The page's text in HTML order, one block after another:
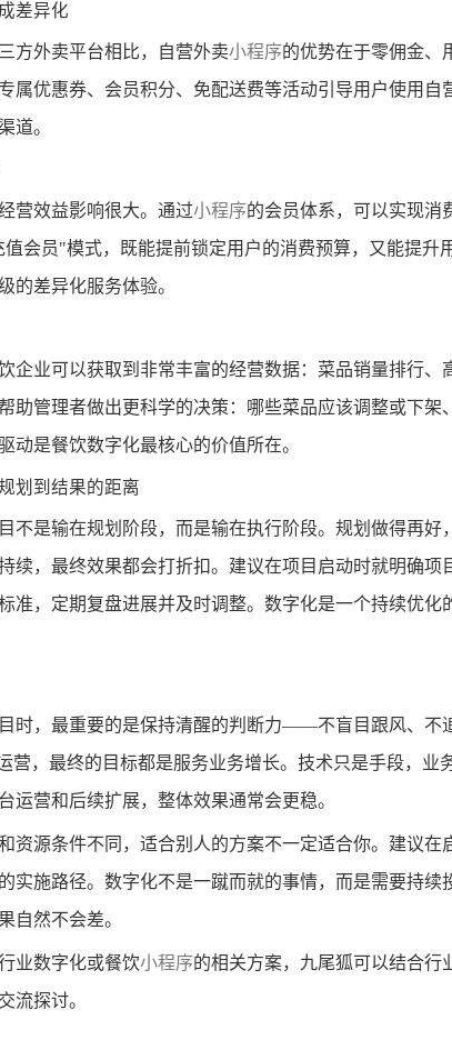
差异化
方外卖平台相比，自营外卖小程序的优势在于零佣金、
属优惠券、会员积分、免配送费等活动引导用户使用自
道。
营效益影响很大。通过小程序的会员体系，可以实现消
会员"模式，既能提前锁定用户的消费预算，又能提升
的差异化服务体验。
企业可以获取到非常丰富的经营数据：菜品销量排行
助管理者做出更科学的决策：哪些菜品应该调整或下架
动是餐饮数字化最核心的价值所在。
划到结果的距离
不是输在规划阶段，而是输在执行阶段。规划做得再
续，最终效果都会打折扣。建议在项目启动时就明确项
准，定期复盘进展并及时调整。数字化是一个持续优化
时，最重要的是保持清醒的判断力——不盲目跟风、不
营，最终的目标都是服务业务增长。技术只是手段，业
运营和后续扩展，整体效果通常会更稳。
资源条件不同，适合别人的方案不一定适合你。建议在
实施路径。数字化不是一蹴而就的事情，而是需要持
自然不会差。
业数字化或餐饮小程序的相关方案，九尾狐可以结合行
流探讨。